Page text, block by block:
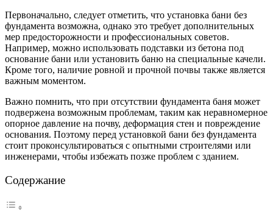
Первоначально, следует отметить, что установка бани без
фундамента возможна, однако это требует дополнительных
мер предосторожности и профессиональных советов.
Например, можно использовать подставки из бетона под
основание бани или установить баню на специальные качели.
Кроме того, наличие ровной и прочной почвы также является
важным моментом.
Важно помнить, что при отсутствии фундамента баня может
подвержена возможным проблемам, таким как неравномерное
опорное давление на почву, деформация стен и повреждение
основания. Поэтому перед установкой бани без фундамента
стоит проконсультироваться с опытными строителями или
инженерами, чтобы избежать позже проблем с зданием.
Содержание